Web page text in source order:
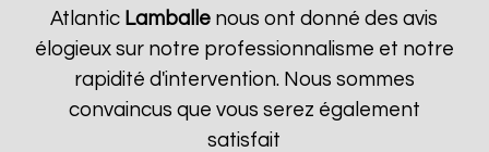
Atlantic Lamballe nous ont donné des avis
élogieux sur notre professionnalisme et notre
rapidité d'intervention. Nous sommes
convaincus que vous serez également
satisfait